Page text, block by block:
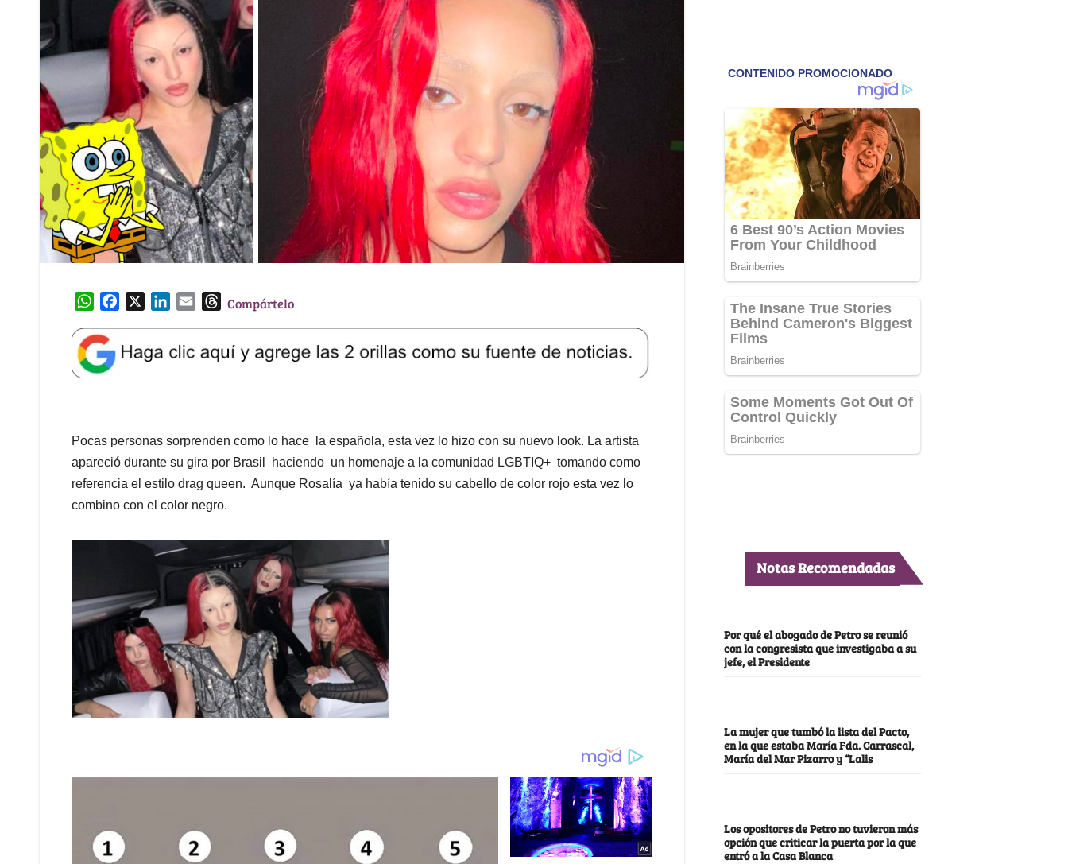
W
a
t
s
p
e
b
k
k
e
n
l
T
e
a
Compártelo
Pocas personas sorprenden como lo hace la española, esta vez lo hizo con su nuevo look. La artista
apareció durante su gira por Brasil haciendo un homenaje a la comunidad LGBTIQ+ tomando como
referencia el estilo drag queen. Aunque Rosalía ya había tenido su cabello de color rojo esta vez lo
combino con el color negro.
Notas Recomendadas
Por qué el abogado de Petro se reunió
con la congresista que investigaba a su
jefe, el Presidente
La mujer que tumbó la lista del Pacto,
en la que estaba María Fda. Carrascal,
María del Mar Pizarro y “Lalis
Los opositores de Petro no tuvieron más
opción que criticar la puerta por la que
entró a la Casa Blanca